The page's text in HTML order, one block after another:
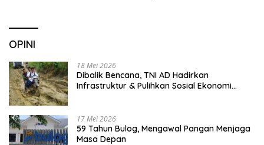
OPINI
18 Mei 2026
Dibalik Bencana, TNI AD Hadirkan
Infrastruktur & Pulihkan Sosial Ekonomi
17 Mei 2026
59 Tahun Bulog, Mengawal Pangan Menjaga
Masa Depan